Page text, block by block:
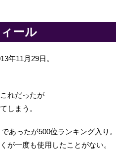
ール
年11月29日。
れだったが
しまう。
あったが500位ランキング入り。
が一度も使用したことがない。